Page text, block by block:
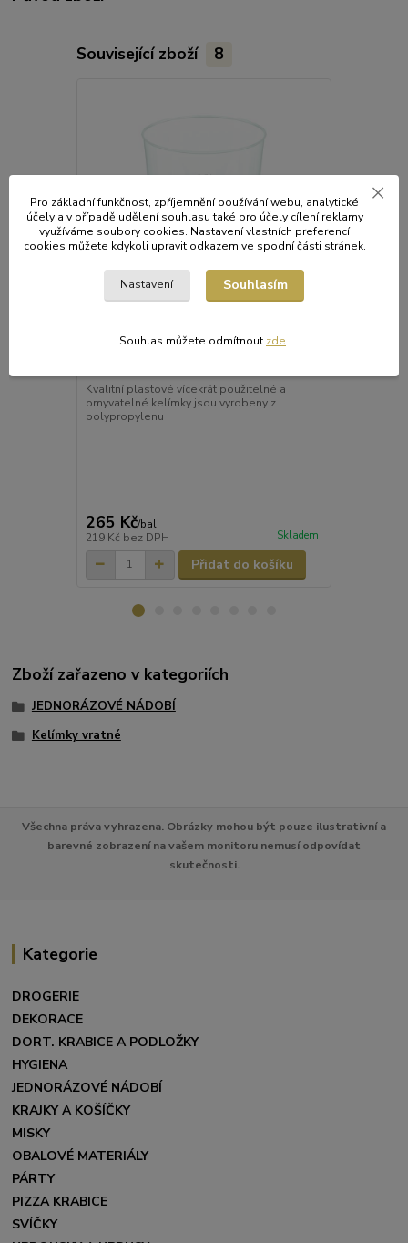
Související zboží 8
Kvalitní plastové vícekrát použitelné a
omyvatelné kelímky jsou vyrobeny z
polypropylenu
265 Kč/bal.
219 Kč bez DPH Skladem
Přidat do košíku
Zboží zařazeno v kategoriích
JEDNORÁZOVÉ NÁDOBÍ
Kelímky vratné
Všechna práva vyhrazena. Obrázky mohou být pouze ilustrativní a
barevné zobrazení na vašem monitoru nemusí odpovídat
skutečnosti.
Kategorie
DROGERIE
DEKORACE
DORT. KRABICE A PODLOŽKY
HYGIENA
JEDNORÁZOVÉ NÁDOBÍ
KRAJKY A KOŠÍČKY
MISKY
OBALOVÉ MATERIÁLY
PÁRTY
PIZZA KRABICE
SVÍČKY
Pro základní funkčnost, zpříjemnění používání webu, analytické
účely a v případě udělení souhlasu také pro účely cílení reklamy
využíváme soubory cookies. Nastavení vlastních preferencí
cookies můžete kdykoli upravit odkazem ve spodní části stránek.
Nastavení Souhlasím
Souhlas můžete odmítnout zde.